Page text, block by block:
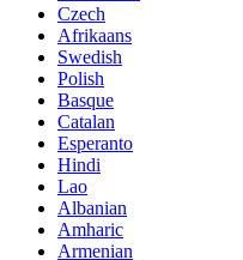
Czech
Afrikaans
Swedish
Polish
Basque
Catalan
Esperanto
Hindi
Lao
Albanian
Amharic
Armenian